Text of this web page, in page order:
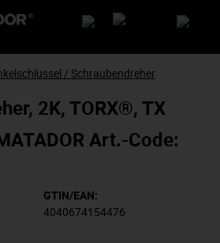
/ Schraubendreher
2K, TORX®, TX
Art.-Code:
GTIN/EAN:
4040674154476